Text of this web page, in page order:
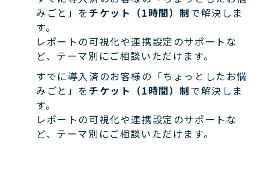
みごと」を チケット（1時間）制で解決しま
す。
レポートの可視化や連携設定のサポートな
ど、テーマ別にご相談いただけます。
すでに導入済のお客様の「ちょっとしたお悩
みごと」を チケット（1時間）制で解決しま
す。
レポートの可視化や連携設定のサポートな
ど、テーマ別にご相談いただけます。